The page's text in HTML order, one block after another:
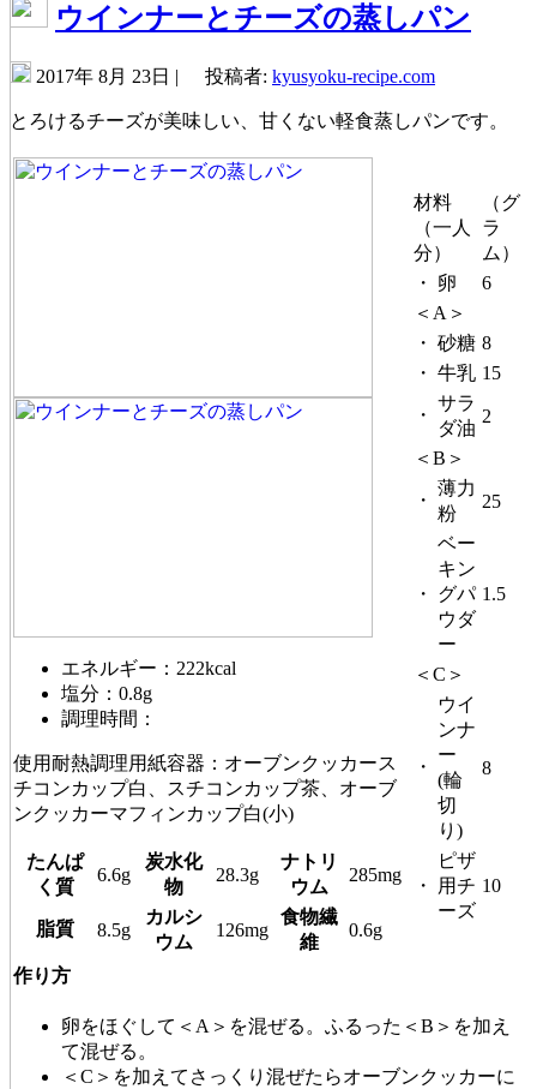
ウインナーとチーズの蒸しパン
2017年 8月 23日 | 投稿者: kyusyoku-recipe.com
とろけるチーズが美味しい、甘くない軽食蒸しパンです。
エネルギー：222kcal
塩分：0.8g
調理時間：
使用耐熱調理用紙容器：オーブンクッカース
チコンカップ白、スチコンカップ茶、オーブ
ンクッカーマフィンカップ白(小)
たんぱ
く質
6.6g
炭水化
物
28.3g
ナトリ
ウム
285mg
脂質 8.5g
カルシ
ウム
126mg
食物繊
維
0.6g
材料
（一人
分）
（グ
ラ
ム）
・
卵
6
＜A＞
・ 砂糖 8
・ 牛乳 15
・
サラ
ダ油
2
＜B＞
・
薄力
粉
25
・
ベー
キン
グパ
ウダ
ー
1.5
＜C＞
・
ウイ
ンナ
ー
(輪
切
り)
8
・
ピザ
用チ
ーズ
10
作り方
卵をほぐして＜A＞を混ぜる。ふるった＜B＞を加え
て混ぜる。
＜C＞を加えてさっくり混ぜたらオーブンクッカーに